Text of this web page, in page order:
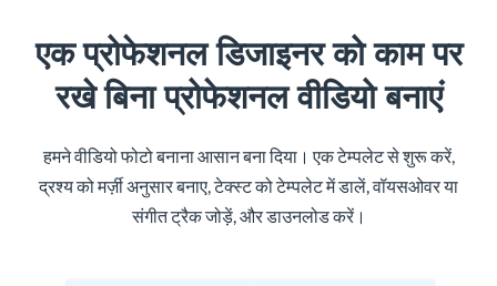
एक प्रोफेशनल डिजाइनर को काम पर
रखे बिना प्रोफेशनल वीडियो बनाएं
हमने वीडियो फोटो बनाना आसान बना दिया। एक टेम्पलेट से शुरू करें,
द्रश्य को मर्ज़ी अनुसार बनाए, टेक्स्ट को टेम्पलेट में डालें, वॉयसओवर या
संगीत ट्रैक जोड़ें, और डाउनलोड करें।